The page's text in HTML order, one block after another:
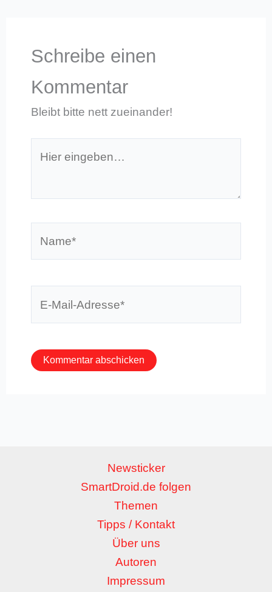
Schreibe einen
Kommentar
Bleibt bitte nett zueinander!
eingeben…
Newsticker
SmartDroid.de folgen
Themen
Tipps / Kontakt
Über uns
Autoren
Impressum